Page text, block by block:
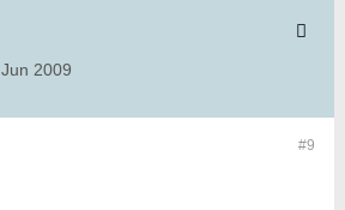
Jun 2009
#9